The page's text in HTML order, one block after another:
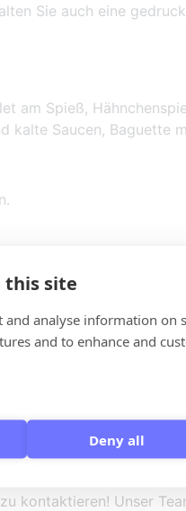
Sie auch eine
am Spieß,
kalte Saucen, Baguette
mit verschiedenen
mehr darüber erfahren,
kontaktieren! Unser
this site
and analyse information on
and to enhance and
Deny all